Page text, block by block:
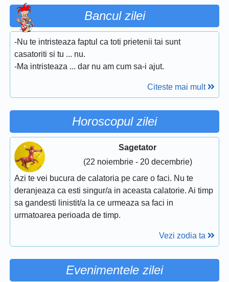
Bancul zilei
-Nu te intristeaza faptul ca toti prietenii tai sunt
casatoriti si tu ... nu.
-Ma intristeaza ... dar nu am cum sa-i ajut.
Citeste mai mult
Horoscopul zilei
Sagetator
(22 noiembrie - 20 decembrie)
Azi te vei bucura de calatoria pe care o faci. Nu te
deranjeaza ca esti singur/a in aceasta calatorie. Ai timp
sa gandesti linistit/a la ce urmeaza sa faci in
urmatoarea perioada de timp.
Vezi zodia ta
Evenimentele zilei